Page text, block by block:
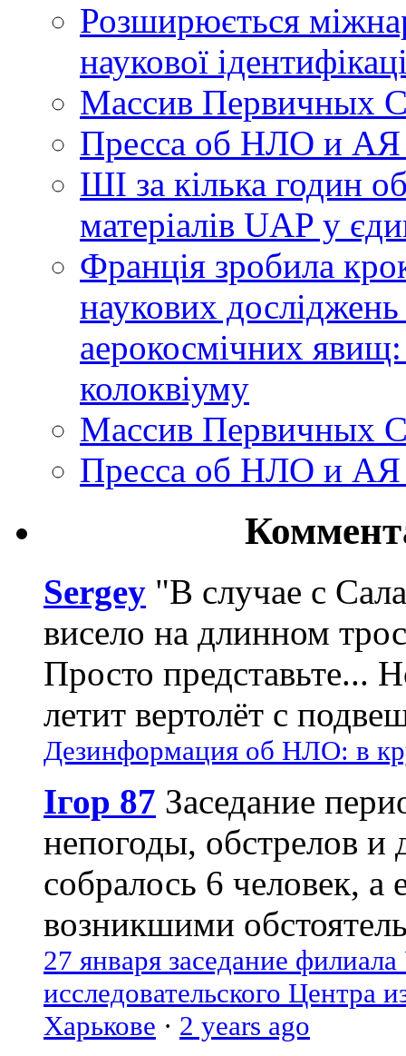
Розширюється
наукової
Массив Первичных
Пресса об НЛО и
ШІ за кілька годин
матеріалів UAP у
Франція зробила
наукових
аерокосмічних
колоквіуму
Массив Первичных
Пресса об НЛО и
Sergey "В случае с
висело на длинном
Просто представьте...
летит вертолёт с
Дезинформация об НЛО: в
Ігор 87 Заседание
непогоды, обстрелов и
собралось 6 человек, а
возникшими
27 января заседание
исследовательского Центра
Харькове · 2 years ago